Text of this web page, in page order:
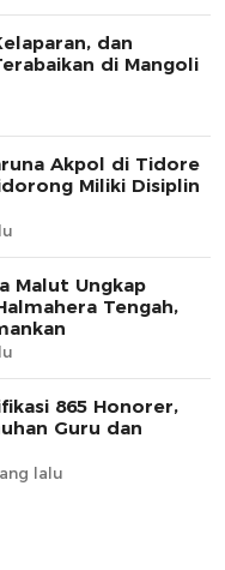
dan
di Mangoli
Akpol di Tidore
Miliki Disiplin
Malut Ungkap
Tengah,
865 Honorer,
Guru dan
lalu